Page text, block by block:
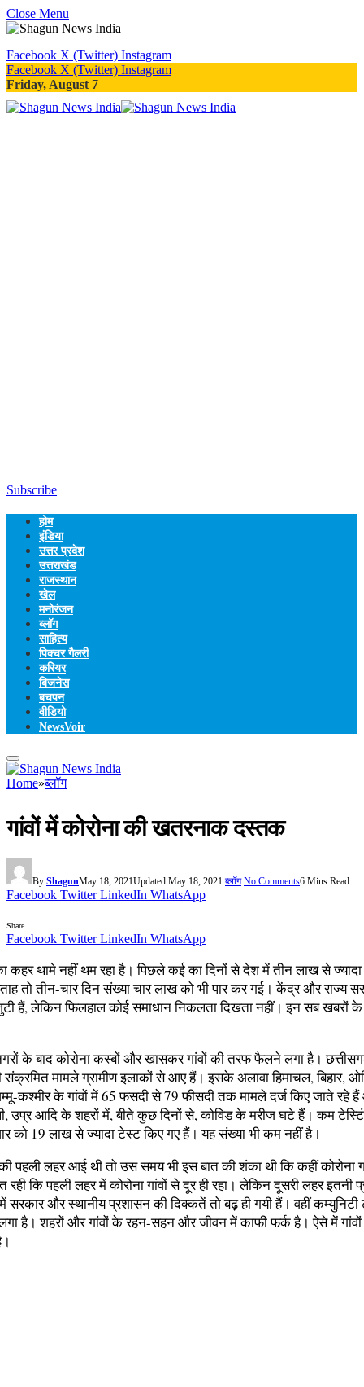
Close Menu
Facebook X (Twitter) Instagram
Facebook X (Twitter) Instagram
Friday, August 7
Subscribe
होम
इंडिया
उत्तर प्रदेश
उत्तराखंड
राजस्थान
खेल
मनोरंजन
ब्लॉग
साहित्य
पिक्चर गैलरी
करियर
बिजनेस
बचपन
वीडियो
NewsVoir
Home»ब्लॉग
गांवों में कोरोना की खतरनाक दस्तक
By ShagunMay 18, 2021Updated:May 18, 2021 ब्लॉग No Comments6 Mins Read
Facebook Twitter LinkedIn WhatsApp
Share
Facebook Twitter LinkedIn WhatsApp
कहर थामे नहीं थम रहा है। पिछले कई का दिनों से देश में तीन लाख से
तो तीन-चार दिन संख्या चार लाख को भी पार कर गई। केंद्र और राज्य
हैं, लेकिन फिलहाल कोई समाधान निकलता दिखता नहीं। इन सब खबरों
के बाद कोरोना कस्बों और खासकर गांवों की तरफ फैलने लगा है।
संक्रमित मामले ग्रामीण इलाकों से आए हैं। इसके अलावा हिमाचल, बिहार,
कश्मीर के गांवों में 65 फसदी से 79 फीसदी तक मामले दर्ज किए जाते रहे
उप्र आदि के शहरों में, बीते कुछ दिनों से, कोविड के मरीज घटे हैं। कम
को 19 लाख से ज्यादा टेस्ट किए गए हैं। यह संख्या भी कम नहीं है।
पहली लहर आई थी तो उस समय भी इस बात की शंका थी कि कहीं कोरोना
कि पहली लहर में कोरोना गांवों से दूर ही रहा। लेकिन दूसरी लहर इतनी
और स्थानीय प्रशासन की दिक्कतें तो बढ़ ही गयी हैं। वहीं कम्युनिटी
है। शहरों और गांवों के रहन-सहन और जीवन में काफी फर्क है। ऐसे में